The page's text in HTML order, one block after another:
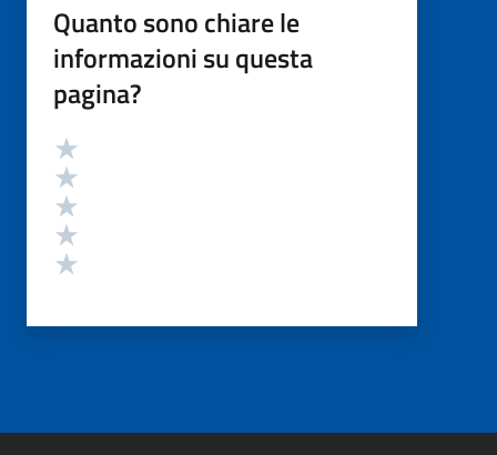
Quanto sono chiare le
informazioni su questa
pagina?
Valutazione